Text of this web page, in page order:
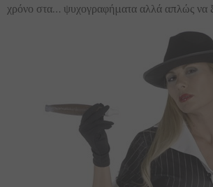
χρόνο στα… ψυχογραφήματα αλλά απλώς να